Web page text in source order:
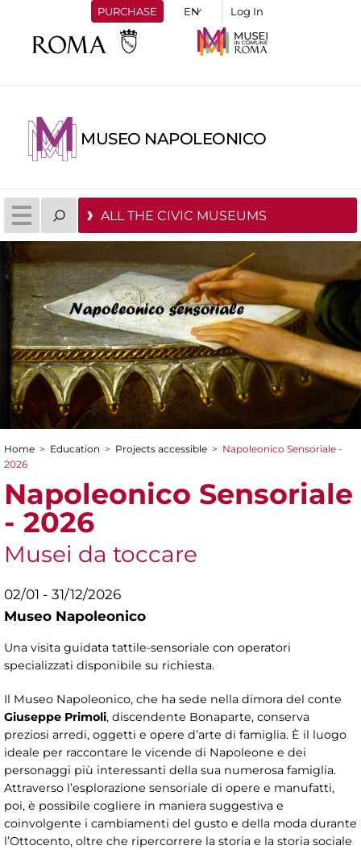
PURCHASE Log In
MUSEO NAPOLEONICO
ALL THE CIVIC MUSEUMS
You are here
Home > Education > Projects accessible > Napoleonico Sensoriale -
2026
Napoleonico Sensoriale
- 2026
Musei da toccare
02/01 - 31/12/2026
Museo Napoleonico
Una visita guidata tattile-sensoriale con operatori
specializzati disponibile su richiesta.
Il Museo Napoleonico, che ha sede nella dimora del conte
Giuseppe Primoli, discendente Bonaparte, conserva
preziosi arredi, oggetti e opere d’arte di famiglia. È il luogo
ideale per raccontare le vicende di Napoleone e dei
personaggi più interessanti della sua numerosa famiglia.
Attraverso l’esplorazione sensoriale di opere e manufatti,
poi, è possibile cogliere in maniera suggestiva e
coinvolgente i cambiamenti del gusto e della moda durante
l’Ottocento, oltre che ripercorrere la storia e la storia sociale